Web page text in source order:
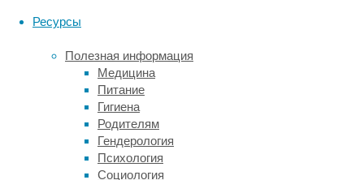
Ресурсы
Полезная информация
Медицина
Питание
Гигиена
Родителям
Гендерология
Психология
Социология
себя
только
классические
блюда,
но
оригинальные
кулинарные